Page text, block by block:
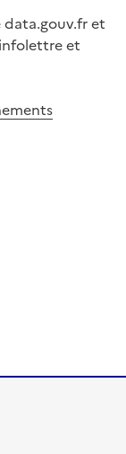
data.gouv.fr et
et